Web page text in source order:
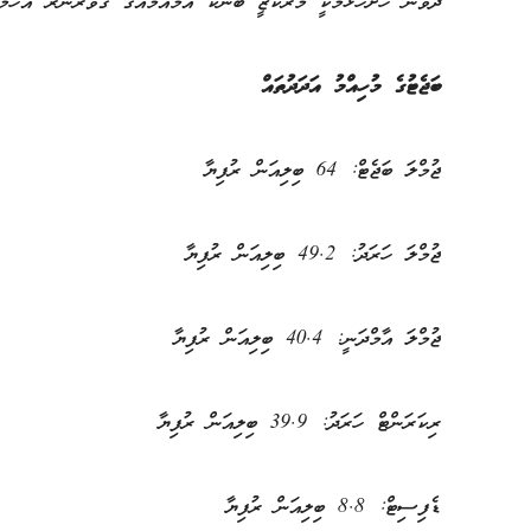
ބަޖެޓުގެ މުހިއްމު އަދަދުތައް
ޖުމްލަ ބަޖެޓް: 64 ބިލިއަން ރުފިޔާ
ޖުމްލަ ހަރަދު: 49.2 ބިލިއަން ރުފިޔާ
ޖުމްލަ އާމްދަނީ: 40.4 ބިލިއަން ރުފިޔާ
ރިކަރަންޓް ހަރަދު: 39.9 ބިލިއަން ރުފިޔާ
ޑެފިސިޓް: 8.8 ބިލިއަން ރުފިޔާ